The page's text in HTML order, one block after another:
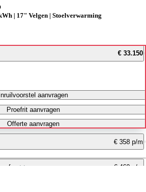
| 17" Velgen | Stoelverwarming
€ 33.150
Inruilvoorstel aanvragen
Proefrit aanvragen
Offerte aanvragen
€ 358 p/m
excl. btw € 469 p/m